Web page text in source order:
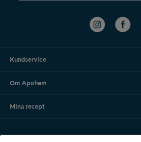
Kundservice
Om Apohem
Mina recept